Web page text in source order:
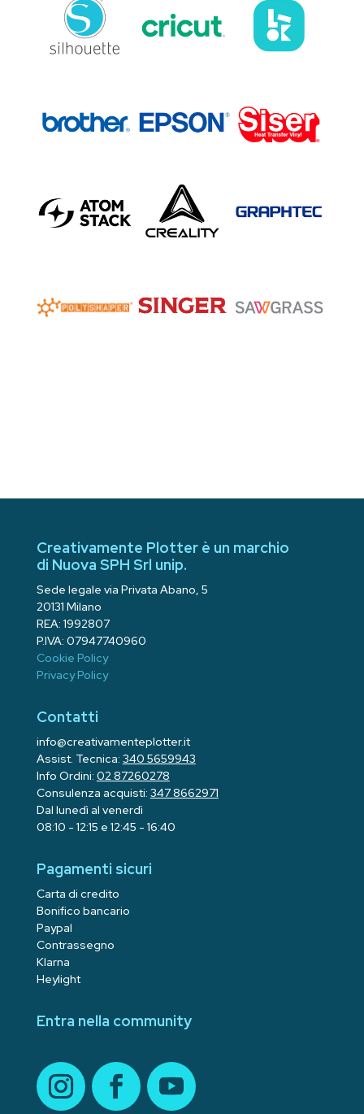
Creativamente Plotter è un marchio
di Nuova SPH Srl unip.
Sede legale via Privata Abano, 5
20131 Milano
REA: 1992807
P.IVA: 07947740960
Cookie Policy
Privacy Policy
Contatti
info@creativamenteplotter.it
Assist. Tecnica: 340 5659943
Info Ordini: 02 87260278
Consulenza acquisti: 347 8662971
Dal lunedì al venerdì
08:10 - 12:15 e 12:45 - 16:40
Pagamenti sicuri
Carta di credito
Bonifico bancario
Paypal
Contrassegno
Klarna
Heylight
Entra nella community